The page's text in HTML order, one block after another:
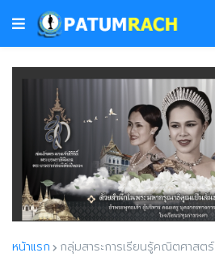
หน้าแรก กลุ่มสาระการเรียนรู้คณิตศาสตร์